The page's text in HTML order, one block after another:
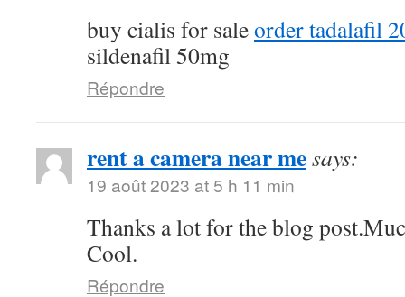
buy cialis for saleorder tadalafil
sildenafil 50mg
Répondre
rent a camera near mesays:
19 août 2023 at 5 h 11 min
Thanks a lot for the blog
Cool.
Répondre